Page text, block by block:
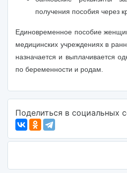
получения пособия через
Единовременное пособие
медицинских учреждениях в
назначается и выплачивается
по беременности и родам.
Поделиться в социальных